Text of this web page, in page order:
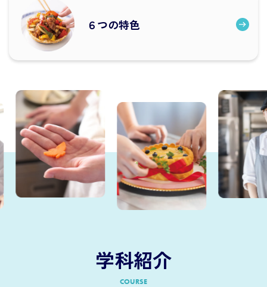
６つの特色
学科紹介
COURSE